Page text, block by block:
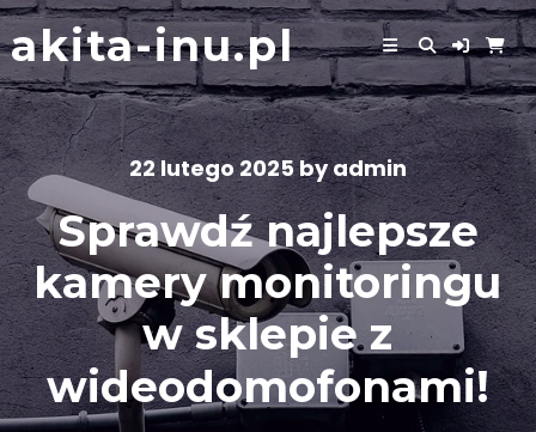
Skip
to
content
akita-inu.pl
22 lutego 2025byadmin
Sprawdź najlepsze
kamery monitoringu
w sklepie z
wideodomofonami!